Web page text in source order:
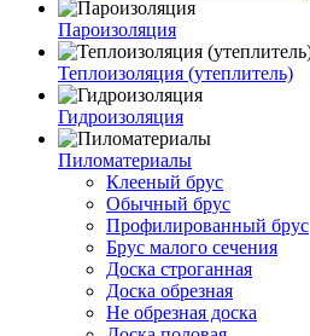
Пароизоляция
Теплоизоляция (утеплитель)
Гидроизоляция
Пиломатериалы
Клееный брус
Обычный брус
Профилированный брус
Брус малого сечения
Доска строганная
Доска обрезная
Не обрезная доска